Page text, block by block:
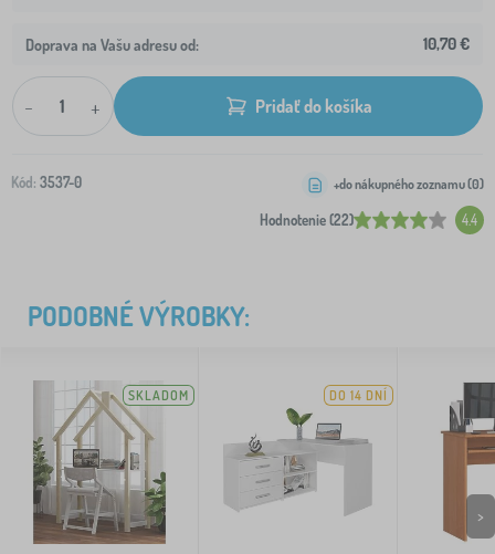
Doprava na Vašu adresu od: 10,70 €
- + Pridať do košíka
Kód: 3537-0
Hodnotenie (22) 4.4
+do nákupného zoznamu (0)
PODOBNÉ VÝROBKY:
SKLADOM DO 14 DNÍ
>